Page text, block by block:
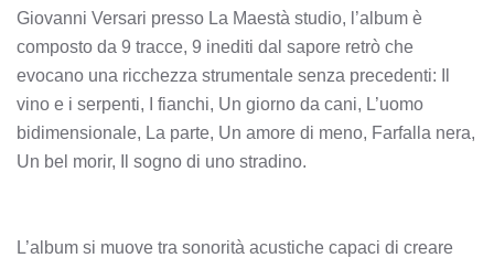
Giovanni Versari presso La Maestà studio, l’album è
composto da 9 tracce, 9 inediti dal sapore retrò che
evocano una ricchezza strumentale senza precedenti: Il
vino e i serpenti, I fianchi, Un giorno da cani, L’uomo
bidimensionale, La parte, Un amore di meno, Farfalla nera,
Un bel morir, Il sogno di uno stradino.
L’album si muove tra sonorità acustiche capaci di creare